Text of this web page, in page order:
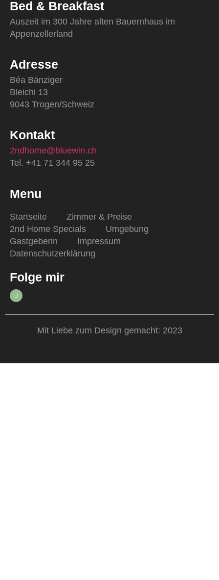
Bed & Breakfast
Auszeit im 300 Jahre alten Bauernhaus im
Appenzellerland
Adresse
Béa Bänziger
Bleichi 13
9043 Trogen/Schweiz
Kontakt
2ndhome@bluewin.ch
Tel. +41 71 344 95 25
Menu
Startseite
Zimmer & Preise
2nd Home Specials
Umgebung
Gastgeberin
Impressum
Datenschutzerklärung
Folge mir
Mit Liebe zum Design gemacht: 2023